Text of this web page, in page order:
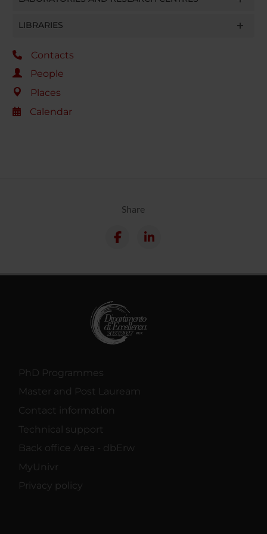
LIBRARIES
Contacts
People
Places
Calendar
Share
PhD Programmes
Master and Post Lauream
Contact information
Technical support
Back office Area - dbErw
MyUnivr
Privacy policy